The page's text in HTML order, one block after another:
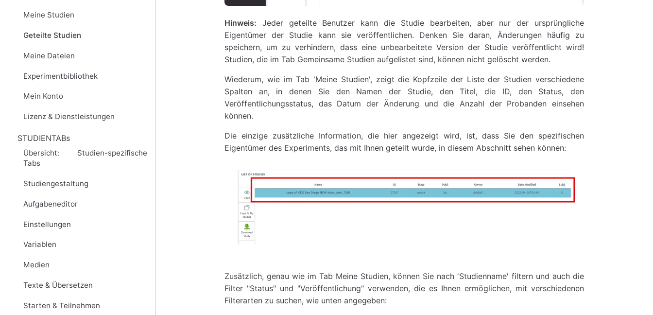
Meine Studien
Geteilte Studien
Meine Dateien
Experimentbibliothek
Mein Konto
Lizenz & Dienstleistungen
STUDIENTABs
Übersicht: Studien-spezifische
Tabs
Studiengestaltung
Aufgabeneditor
Einstellungen
Variablen
Medien
Texte & Übersetzen
Starten & Teilnehmen
Hinweis: Jeder geteilte Benutzer kann die Studie bearbeiten, aber nur der ursprüngliche
Eigentümer der Studie kann sie veröffentlichen. Denken Sie daran, Änderungen häufig zu
speichern, um zu verhindern, dass eine unbearbeitete Version der Studie veröffentlicht wird!
Studien, die im Tab Gemeinsame Studien aufgelistet sind, können nicht gelöscht werden.
Wiederum, wie im Tab 'Meine Studien', zeigt die Kopfzeile der Liste der Studien verschiedene
Spalten an, in denen Sie den Namen der Studie, den Titel, die ID, den Status, den
Veröffentlichungsstatus, das Datum der Änderung und die Anzahl der Probanden einsehen
können.
Die einzige zusätzliche Information, die hier angezeigt wird, ist, dass Sie den spezifischen
Eigentümer des Experiments, das mit Ihnen geteilt wurde, in diesem Abschnitt sehen können:
Zusätzlich, genau wie im Tab Meine Studien, können Sie nach 'Studienname' filtern und auch die
Filter "Status" und "Veröffentlichung" verwenden, die es Ihnen ermöglichen, mit verschiedenen
Filterarten zu suchen, wie unten angegeben: